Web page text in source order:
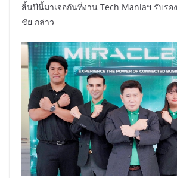
สิ้นปีนี้มาเจอกันที่งาน Tech Maniaฯ รับรอ
ชัย กล่าว